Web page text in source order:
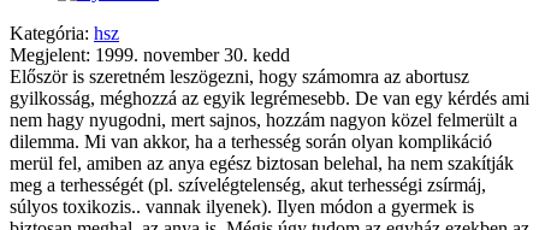
Kategória: hsz
Megjelent: 1999. november 30. kedd
Először is szeretném leszögezni, hogy számomra az abortusz
gyilkosság, méghozzá az egyik legrémesebb. De van egy kérdés ami
nem hagy nyugodni, mert sajnos, hozzám nagyon közel felmerült a
dilemma. Mi van akkor, ha a terhesség során olyan komplikáció
merül fel, amiben az anya egész biztosan belehal, ha nem szakítják
meg a terhességét (pl. szívelégtelenség, akut terhességi zsírmáj,
súlyos toxikozis.. vannak ilyenek). Ilyen módon a gyermek is